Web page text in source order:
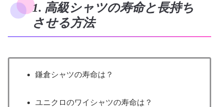
1. 高級シャツの寿命と長持ち
させる方法
鎌倉シャツの寿命は？
ユニクロのワイシャツの寿命は？